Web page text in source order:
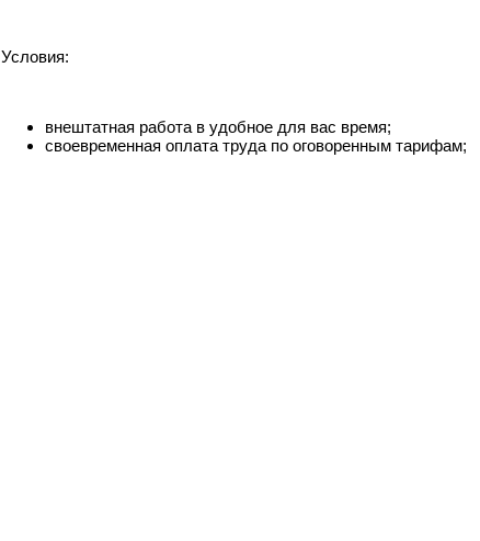
Условия:
внештатная работа в удобное для вас время;
своевременная оплата труда по оговоренным тарифам;